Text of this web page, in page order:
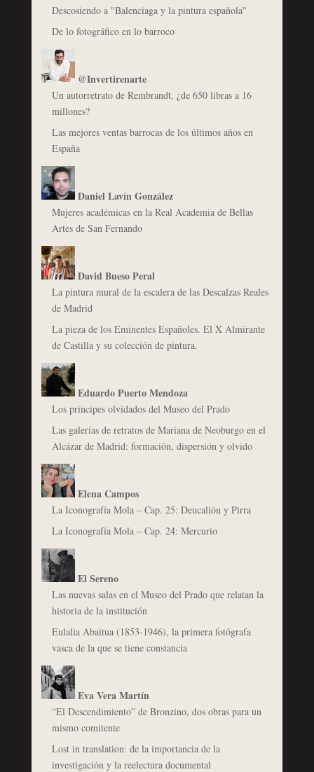
Descosiendo a "Balenciaga y la pintura española"
De lo fotográfico en lo barroco
@Invertirenarte
Un autorretrato de Rembrandt, ¿de 650 libras a 16
millones?
Las mejores ventas barrocas de los últimos años en
España
Daniel Lavín González
Mujeres académicas en la Real Academia de Bellas
Artes de San Fernando
David Bueso Peral
La pintura mural de la escalera de las Descalzas Reales
de Madrid
La pieza de los Eminentes Españoles. El X Almirante
de Castilla y su colección de pintura.
Eduardo Puerto Mendoza
Los príncipes olvidados del Museo del Prado
Las galerías de retratos de Mariana de Neoburgo en el
Alcázar de Madrid: formación, dispersión y olvido
Elena Campos
La Iconografía Mola – Cap. 25: Deucalión y Pirra
La Iconografía Mola – Cap. 24: Mercurio
El Sereno
Las nuevas salas en el Museo del Prado que relatan la
historia de la institución
Eulalia Abaitua (1853-1946), la primera fotógrafa
vasca de la que se tiene constancia
Eva Vera Martín
“El Descendimiento” de Bronzino, dos obras para un
mismo comitente
Lost in translation: de la importancia de la
investigación y la reelectura documental